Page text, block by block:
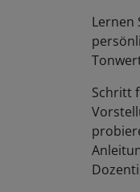
Lernen
Schritt